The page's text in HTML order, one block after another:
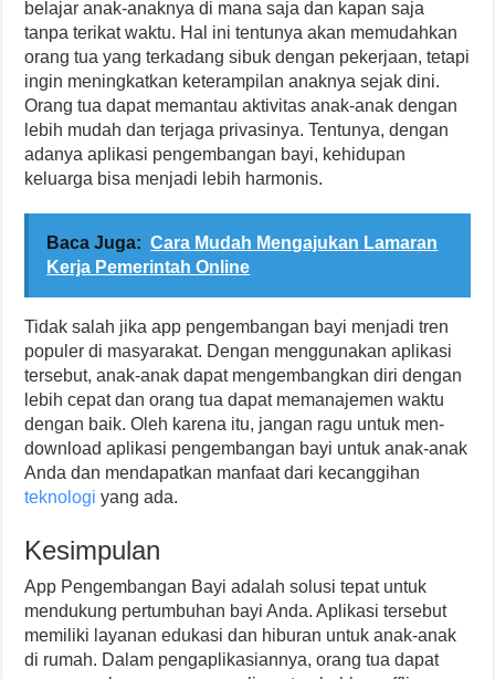
belajar anak-anaknya di mana saja dan kapan saja
tanpa terikat waktu. Hal ini tentunya akan memudahkan
orang tua yang terkadang sibuk dengan pekerjaan, tetapi
ingin meningkatkan keterampilan anaknya sejak dini.
Orang tua dapat memantau aktivitas anak-anak dengan
lebih mudah dan terjaga privasinya. Tentunya, dengan
adanya aplikasi pengembangan bayi, kehidupan
keluarga bisa menjadi lebih harmonis.
Baca Juga: Cara Mudah Mengajukan Lamaran
Kerja Pemerintah Online
Tidak salah jika app pengembangan bayi menjadi tren
populer di masyarakat. Dengan menggunakan aplikasi
tersebut, anak-anak dapat mengembangkan diri dengan
lebih cepat dan orang tua dapat memanajemen waktu
dengan baik. Oleh karena itu, jangan ragu untuk men-
download aplikasi pengembangan bayi untuk anak-anak
Anda dan mendapatkan manfaat dari kecanggihan
teknologi yang ada.
Kesimpulan
App Pengembangan Bayi adalah solusi tepat untuk
mendukung pertumbuhan bayi Anda. Aplikasi tersebut
memiliki layanan edukasi dan hiburan untuk anak-anak
di rumah. Dalam pengaplikasiannya, orang tua dapat